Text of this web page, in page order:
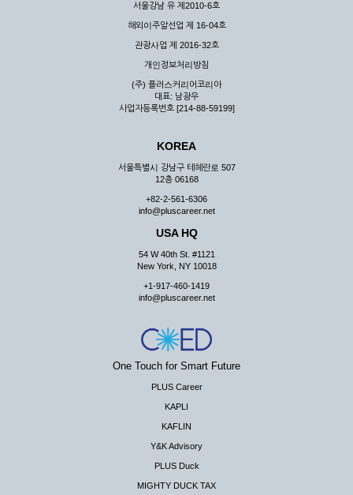
서울강남 유 제2010-6호
해외이주알선업 제 16-04호
관광사업 제 2016-32호
개인정보처리방침
(주) 플러스커리어코리아
대표: 남광우
사업자등록번호 [214-88-59199]
KOREA
서울특별시 강남구 테헤란로 507
12층 06168
+82-2-561-6306
info@pluscareer.net
USA HQ
54 W 40th St. #1121
New York, NY 10018
+1-917-460-1419
info@pluscareer.net
One Touch for Smart Future
PLUS Career
KAPLI
KAFLIN
Y&K Advisory
PLUS Duck
MIGHTY DUCK TAX